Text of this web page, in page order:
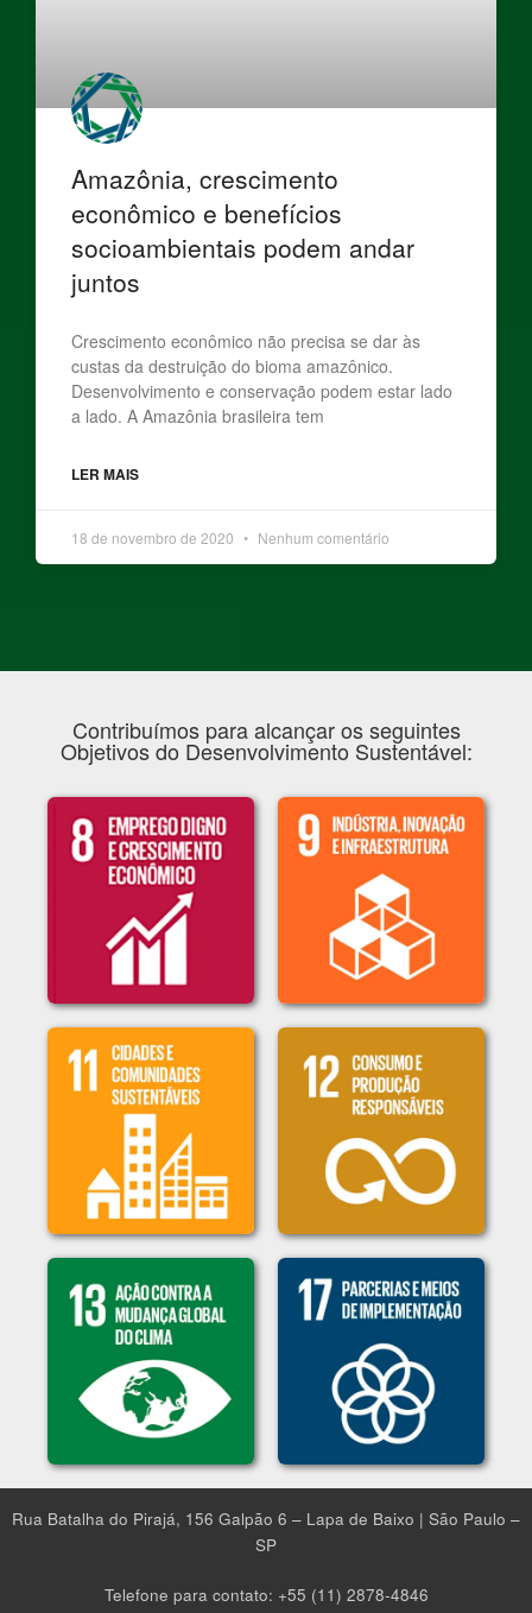
Amazônia, crescimento
econômico e benefícios
socioambientais podem andar
juntos
Crescimento econômico não precisa se dar às
custas da destruição do bioma amazônico.
Desenvolvimento e conservação podem estar lado
a lado. A Amazônia brasileira tem
LER MAIS
18 de novembro de 2020 Nenhum comentário
Contribuímos para alcançar os seguintes
Objetivos do Desenvolvimento Sustentável:
Rua Batalha do Pirajá, 156 Galpão 6​ – Lapa de Baixo | São Paulo –
SP
Telefone para contato: +55 (11) 2878-4846